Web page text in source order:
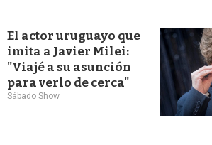
El actor uruguayo que
imita a Javier Milei:
"Viajé a su asunción
para verlo de cerca"
Sábado Show